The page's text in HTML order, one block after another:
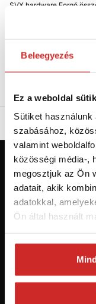
Beleegyezés
Ez a weboldal
Sütiket
szabásához,
valamint
közösségi média-,
megosztjuk az Ön
adatait, akik
adatokkal,
Ön által használt
SVX hardware Forgó
Raktáron 123 db
Először jár az
szerezzen